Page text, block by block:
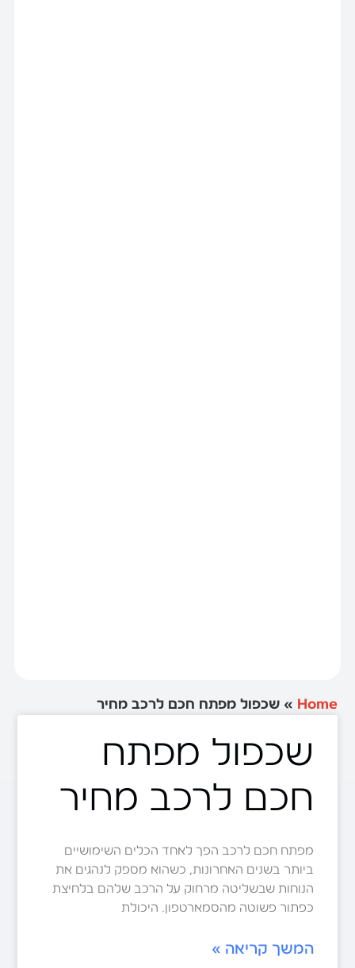
Home
»שכפול מפתח חכם לרכב מחיר
שכפול מפתח
חכם לרכב מחיר
מפתח חכם לרכב הפך לאחד הכלים השימושיים
ביותר בשנים האחרונות, כשהוא מספק לנהגים את
הנוחות שבשליטה מרחוק על הרכב שלהם בלחיצת
כפתור פשוטה מהסמארטפון. היכולת
המשך קריאה »